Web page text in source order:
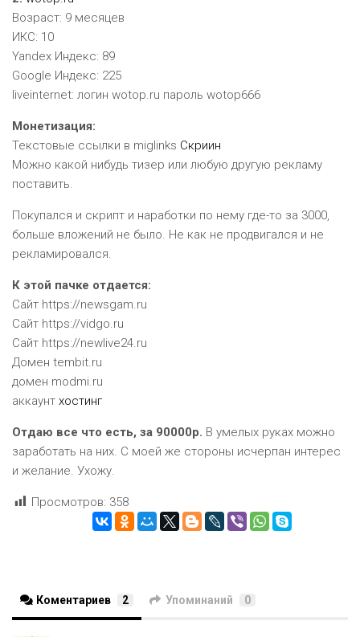
Возраст: 9 месяцев
ИКС: 10
Yandex Индекс: 89
Google Индекс: 225
liveinternet: логин wotop.ru пароль wotop666
Монетизация:
Текстовые ссылки в miglinks Скриин
Можно какой нибудь тизер или любую другую рекламу
поставить.
Покупался и скрипт и наработки по нему где-то за 3000,
больше вложений не было. Не как не продвигался и не
рекламировался.
К этой пачке отдается:
Сайт https://newsgam.ru
Сайт https://vidgo.ru
Сайт https://newlive24.ru
Домен tembit.ru
домен modmi.ru
аккаунт хостинг
Отдаю все что есть, за 90000р. В умелых руках можно
заработать на них. С моей же стороны исчерпан интерес
и желание. Ухожу.
Просмотров: 358
Коментариев 2 Упоминаний 0